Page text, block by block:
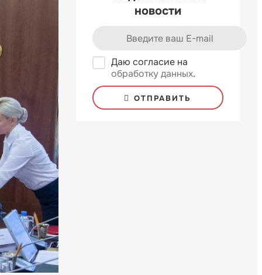
новости
Даю согласие на
обработку данных.
ОТПРАВИТЬ